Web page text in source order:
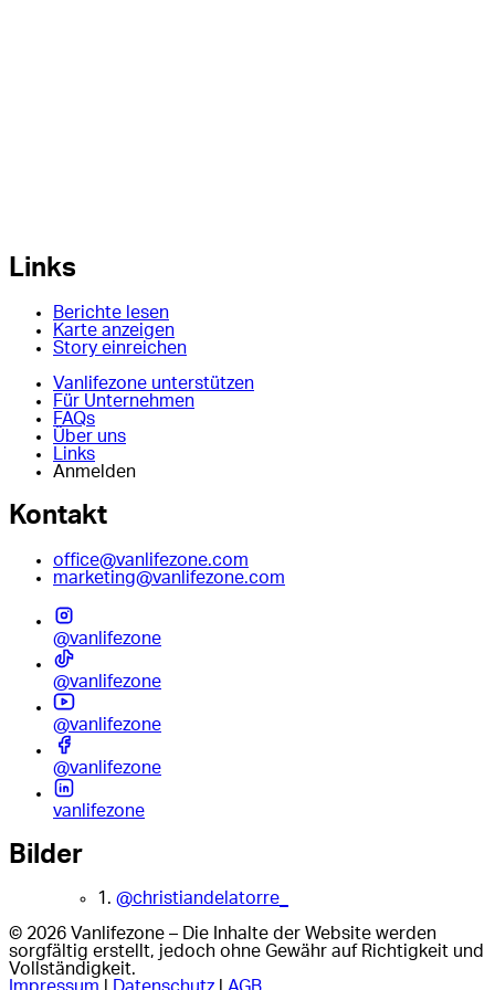
Links
Berichte lesen
Karte anzeigen
Story einreichen
Vanlifezone unterstützen
Für Unternehmen
FAQs
Über uns
Links
Anmelden
Kontakt
office@vanlifezone.com
marketing@vanlifezone.com
@vanlifezone
@vanlifezone
@vanlifezone
@vanlifezone
vanlifezone
Bilder
1. @christiandelatorre_
© 2026 Vanlifezone – Die Inhalte der Website werden
sorgfältig erstellt, jedoch ohne Gewähr auf Richtigkeit und
Vollständigkeit.